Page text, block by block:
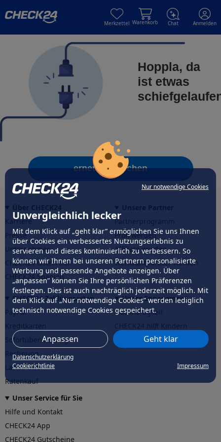
Nur notwendige Cookies
Unvergleichlich lecker
Mit dem Klick auf „geht klar” ermöglichen Sie uns Ihnen
über Cookies ein verbessertes Nutzungserlebnis zu
servieren und dieses kontinuierlich zu verbessern. So
können wir Ihnen bei unseren Partnern personalisierte
Werbung und passende Angebote anzeigen. Über
„anpassen” können Sie Ihre persönlichen Präferenzen
festlegen. Dies ist auch nachträglich jederzeit möglich. Mit
dem Klick auf „Nur notwendige Cookies” werden lediglich
technisch notwendige Cookies gespeichert.
Anpassen Geht klar
Datenschutzerklärung
Cookierichtlinie
Impressum
Merkzettel Warenkorb Chat Anmelden
Hoppla, da
ist etwas
erneut versuchen
Karriere
Presse
Unternehmen
CHECK24 Österreich
CHECK24 Spanien
Partnerprogramm
Profi werden
Affiliate werden
Werkstattpartner werden
CHECK24 Zahlungsarten
PayPal
Sofortüberweisung
Rechnung
Lastschrift
Ratenkauf
Unser Engagement
Nachhaltigkeit
CHECK24hilftder Natur
Unser Service für Sie
Hilfe und Kontakt
CHECK24 App
CHECK24 Gutscheine